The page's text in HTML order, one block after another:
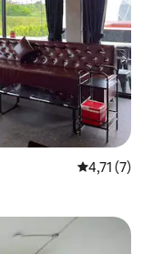
4,71 av 5 i
4,71 (7)